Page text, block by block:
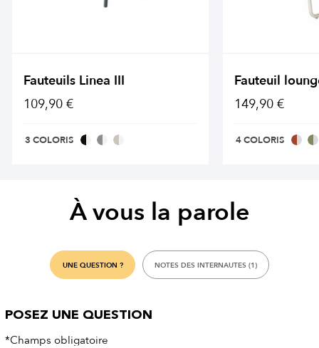
Fauteuils Linea III
109,90 €
3 COLORIS
Fauteuil
149,90 €
4 COLORIS
À vous la parole
UNE QUESTION ? NOTES DES INTERNAUTES (1)
POSEZ UNE QUESTION
*Champs obligatoire